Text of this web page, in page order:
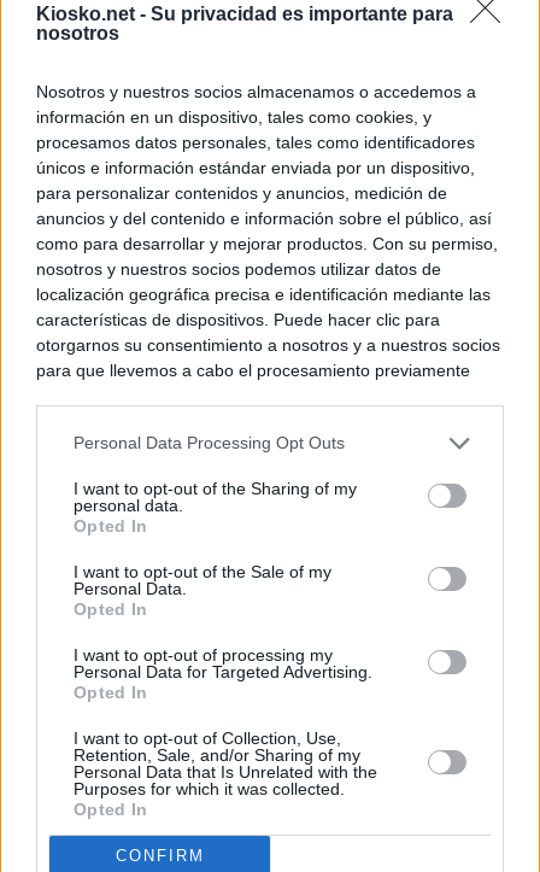
Kiosko.net - Su privacidad es importante para
nosotros
Nosotros y nuestros socios almacenamos o accedemos a
información en un dispositivo, tales como cookies, y
procesamos datos personales, tales como identificadores
únicos e información estándar enviada por un dispositivo,
para personalizar contenidos y anuncios, medición de
anuncios y del contenido e información sobre el público, así
como para desarrollar y mejorar productos. Con su permiso,
nosotros y nuestros socios podemos utilizar datos de
localización geográfica precisa e identificación mediante las
características de dispositivos. Puede hacer clic para
otorgarnos su consentimiento a nosotros y a nuestros socios
para que llevemos a cabo el procesamiento previamente
negar su consentimiento. Tenga en cuenta que algún
de su consentimiento, pero usted tiene el derecho de
rechazar tal procesamiento. Sus preferencias se aplicarán
cualquier momento entrando de nuevo en este sitio web o
visitando nuestra política de privacidad.
Personal Data Processing Opt Outs
I want to opt-out of the Sharing of my
personal data.
Opted In
I want to opt-out of the Sale of my
Personal Data.
Opted In
I want to opt-out of processing my
Personal Data for Targeted Advertising.
Opted In
I want to opt-out of Collection, Use,
Retention, Sale, and/or Sharing of my
Personal Data that Is Unrelated with the
Purposes for which it was collected.
Opted In
CONFIRM